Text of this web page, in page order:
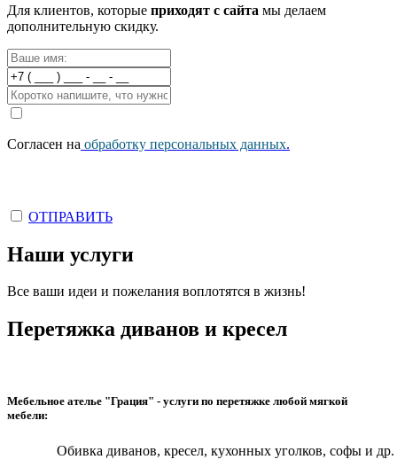
Для клиентов, которые приходят с сайта мы делаем
дополнительную скидку.
Согласен на обработку персональных данных.
ОТПРАВИТЬ
Наши услуги
Все ваши идеи и пожелания воплотятся в жизнь!
Перетяжка диванов и кресел
Мебельное ателье "Грация" - услуги по перетяжке любой мягкой
мебели:
Обивка диванов, кресел, кухонных уголков, софы и др.